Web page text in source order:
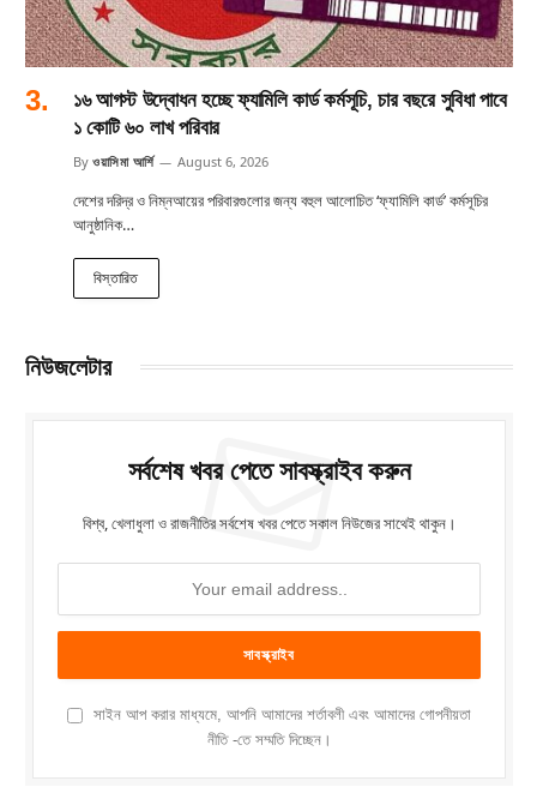
১৬ আগস্ট উদ্বোধন হচ্ছে ফ্যামিলি কার্ড কর্মসূচি, চার বছরে সুবিধা পাবে
১ কোটি ৬০ লাখ পরিবার
By ওয়াসিমা আর্শি August 6, 2026
দেশের দরিদ্র ও নিম্নআয়ের পরিবারগুলোর জন্য বহুল আলোচিত ‘ফ্যামিলি কার্ড’ কর্মসূচির
আনুষ্ঠানিক…
বিস্তারিত
নিউজলেটার
সর্বশেষ খবর পেতে সাবস্ক্রাইব করুন
বিশ্ব, খেলাধুলা ও রাজনীতির সর্বশেষ খবর পেতে সকাল নিউজের সাথেই থাকুন।
সাইন আপ করার মাধ্যমে, আপনি আমাদের শর্তাবলী এবং আমাদের গোপনীয়তা
নীতি -তে সম্মতি দিচ্ছেন।